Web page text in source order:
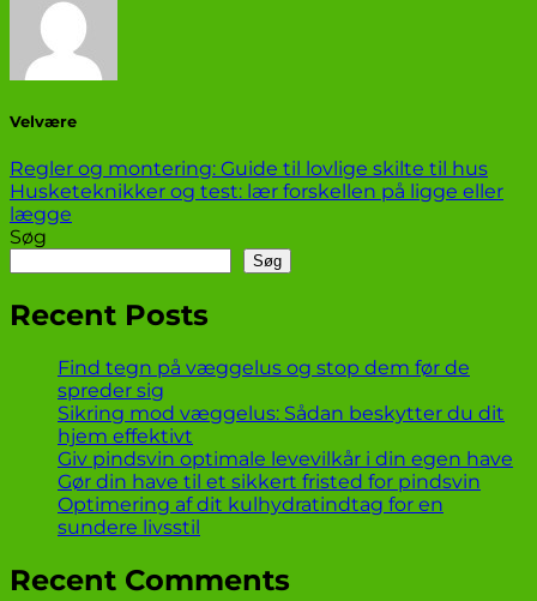
Velvære
Regler og montering: Guide til lovlige skilte til hus
Husketeknikker og test: lær forskellen på ligge eller
lægge
Søg
Søg
Recent Posts
Find tegn på væggelus og stop dem før de
spreder sig
Sikring mod væggelus: Sådan beskytter du dit
hjem effektivt
Giv pindsvin optimale levevilkår i din egen have
Gør din have til et sikkert fristed for pindsvin
Optimering af dit kulhydratindtag for en
sundere livsstil
Recent Comments